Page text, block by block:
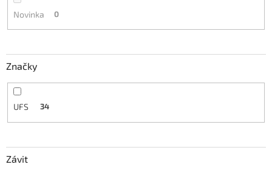
Novinka 0
Značky
UFS 34
Závit